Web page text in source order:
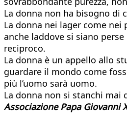
La donna non ha bisogno di
La donna nei lager come
anche laddove si siano
reciproco.
La donna è un appello allo
guardare il mondo come
più l’uomo sarà uomo.
La donna non si stanchi mai
Associazione Papa Giovanni